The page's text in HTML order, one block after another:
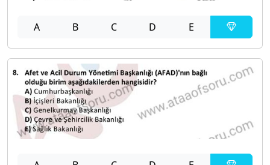
A B C D E